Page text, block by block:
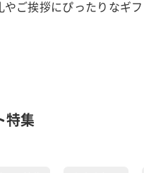
やご挨拶にぴったりなギフ
特集